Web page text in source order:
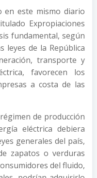
en este mismo diario
Expropiaciones
fundamental, según
leyes de la República
transporte y
favorecen los
a costa de las
de producción
eléctrica debiera
generales del país,
zapatos o verduras
del fluido,